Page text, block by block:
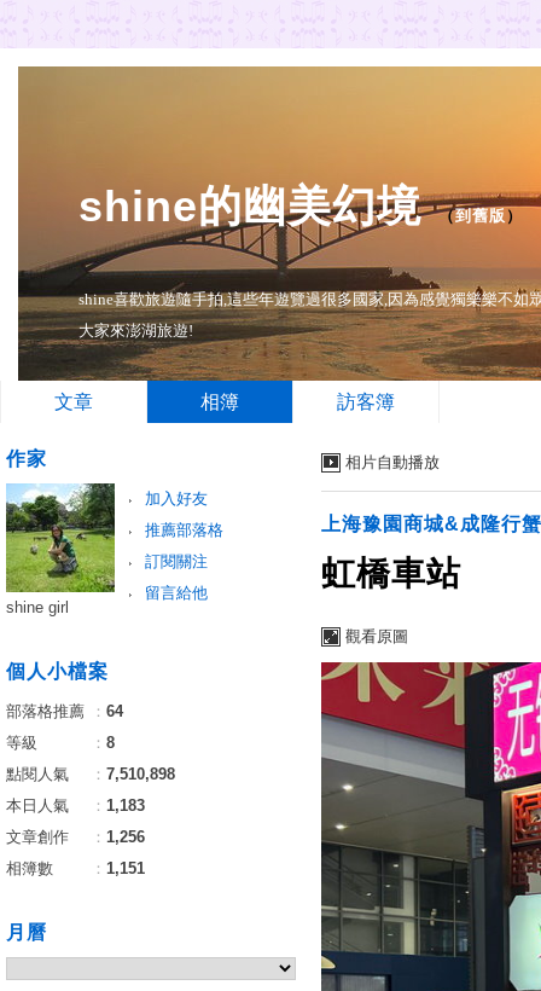
shine的幽美幻境（到舊版 ）
shine喜歡旅遊隨手拍,這些年遊覽過很多國家,因為感覺獨樂樂不
大家來澎湖旅遊!
文章 相簿 訪客簿
相片自動播放
上海豫園商城&成隆行
虹橋車站
觀看原圖
作家
加入好友
推薦部落格
訂閱關注
留言給他
shine girl
個人小檔案
部落格推薦 ： 64
等級
： 8
點閱人氣
： 7,510,898
本日人氣
： 1,183
文章創作
： 1,256
相簿數
： 1,151
月曆